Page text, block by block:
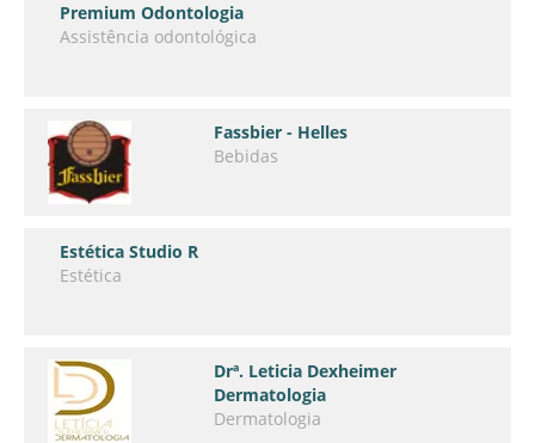
Premium Odontologia
Assistência odontológica
Fassbier - Helles
Bebidas
Estética Studio R
Estética
Drª. Leticia Dexheimer
Dermatologia
Dermatologia